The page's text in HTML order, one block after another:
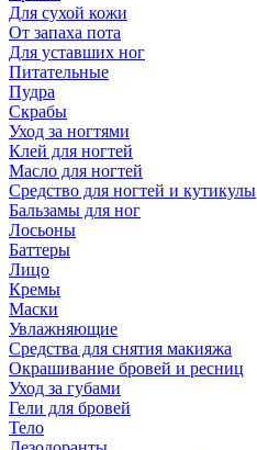
Для сухой кожи
От запаха пота
Для уставших ног
Питательные
Пудра
Скрабы
Уход за ногтями
Клей для ногтей
Масло для ногтей
Средство для ногтей и кутикулы
Бальзамы для ног
Лосьоны
Баттеры
Лицо
Кремы
Маски
Увлажняющие
Средства для снятия макияжа
Окрашивание бровей и ресниц
Уход за губами
Гели для бровей
Тело